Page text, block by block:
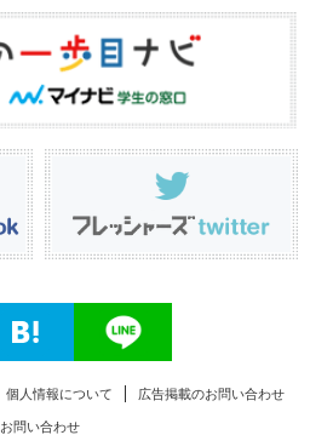
個人情報について 広告掲載のお問い合わせ
お問い合わせ